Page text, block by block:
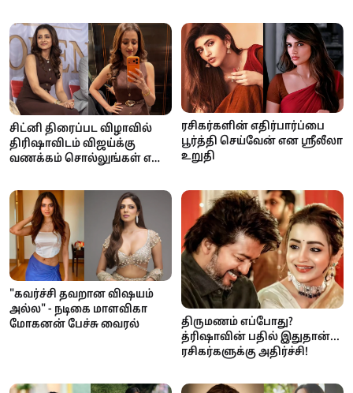
சிட்னி திரைப்பட விழாவில்
திரிஷாவிடம் விஜய்க்கு
வணக்கம் சொல்லுங்கள் என
காணொளி
ரசிகர்களின் எதிர்பார்ப்பை
பூர்த்தி செய்வேன் என ஸ்ரீலீலா
உறுதி
"கவர்ச்சி தவறான விஷயம்
அல்ல" - நடிகை மாளவிகா
மோகனன் பேச்சு வைரல்
திருமணம் எப்போது?
த்ரிஷாவின் பதில் இதுதான்...
ரசிகர்களுக்கு அதிர்ச்சி!